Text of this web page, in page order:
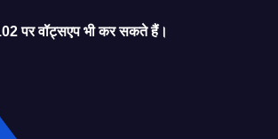
पर वॉट्सएप भी कर सकते हैं।